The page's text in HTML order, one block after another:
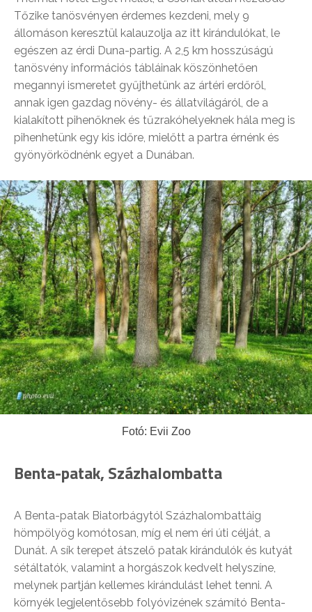
Tőzike tanösvényen érdemes kezdeni, mely 9
állomáson keresztül kalauzolja az itt kirándulókat, le
egészen az érdi Duna-partig. A 2,5 km hosszúságú
tanösvény információs tábláinak köszönhetően
megannyi ismeretet gyűjthetünk az ártéri erdőről,
annak igen gazdag növény- és állatvilágáról, de a
kialakított pihenőknek és tűzrakóhelyeknek hála meg is
pihenhetünk egy kis időre, mielőtt a partra érnénk és
gyönyörködnénk egyet a Dunában.
Fotó: Evii Zoo
Benta-patak, Százhalombatta
A Benta-patak Biatorbágytól Százhalombattáig
hömpölyög komótosan, míg el nem éri úti célját, a
Dunát. A sík terepet átszelő patak kirándulók és kutyát
sétáltatók, valamint a horgászok kedvelt helyszíne,
melynek partján kellemes kirándulást lehet tenni. A
környék legjelentősebb folyóvizének számító Benta-